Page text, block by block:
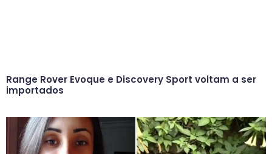
Range Rover Evoque e Discovery Sport voltam a ser
importados